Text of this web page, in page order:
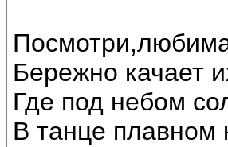
Бережно качает
Где под небом
В танце плавном